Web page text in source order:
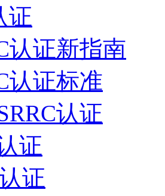
证
认证新指南
认证标准
认证
证
证